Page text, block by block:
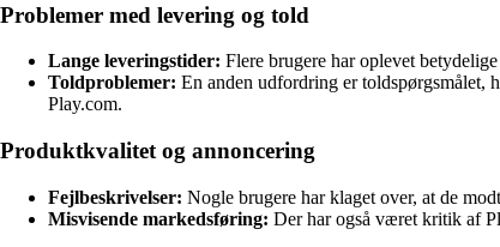
Problemer med levering og told
Lange leveringstider: Flere brugere har oplevet
Toldproblemer: En anden udfordring er toldspørgsmålet,
Play.com.
Produktkvalitet og annoncering
Fejlbeskrivelser: Nogle brugere har klaget over, at de
Misvisende markedsføring: Der har også været kritik af